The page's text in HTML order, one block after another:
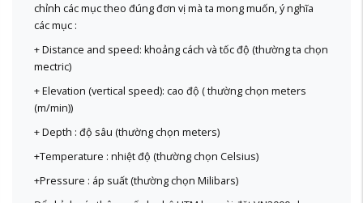
chỉnh các mục theo đúng đơn vị mà ta mong muốn, ý nghĩa
các mục :
+ Distance and speed: khoảng cách và tốc độ (thường ta chọn
mectric)
+ Elevation (vertical speed): cao độ ( thường chọn meters
(m/min))
+ Depth : độ sâu (thường chọn meters)
+Temperature : nhiệt độ (thường chọn Celsius)
+Pressure : áp suất (thường chọn Milibars)